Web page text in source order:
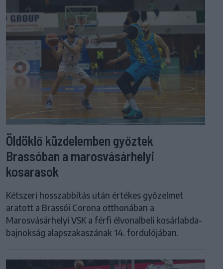
Öldöklő küzdelemben győztek
Brassóban a marosvásárhelyi
kosarasok
Kétszeri hosszabbítás után értékes győzelmet
aratott a Brassói Corona otthonában a
Marosvásárhelyi VSK a férfi élvonalbeli kosárlabda-
bajnokság alapszakaszának 14. fordulójában.